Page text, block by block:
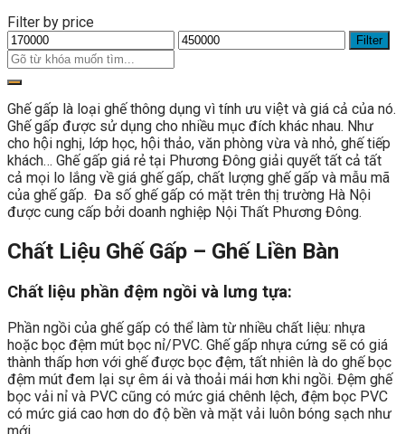
Filter by price
Filter
Ghế gấp là loại ghế thông dụng vì tính ưu việt và giá cả của nó.
Ghế gấp được sử dụng cho nhiều mục đích khác nhau. Như
cho hội nghị, lớp học, hội thảo, văn phòng vừa và nhỏ, ghế tiếp
khách… Ghế gấp giá rẻ tại Phương Đông giải quyết tất cả tất
cả mọi lo lắng về giá ghế gấp, chất lượng ghế gấp và mẫu mã
của ghế gấp. Đa số ghế gấp có mặt trên thị trường Hà Nội
được cung cấp bởi doanh nghiệp Nội Thất Phương Đông.
Chất Liệu Ghế Gấp – Ghế Liền Bàn
Chất liệu phần đệm ngồi và lưng tựa:
Phần ngồi của ghế gấp có thể làm từ nhiều chất liệu: nhựa
hoặc bọc đệm mút bọc nỉ/PVC. Ghế gấp nhựa cứng sẽ có giá
thành thấp hơn với ghế được bọc đệm, tất nhiên là do ghế bọc
đệm mút đem lại sự êm ái và thoải mái hơn khi ngồi. Đệm ghế
bọc vải nỉ và PVC cũng có mức giá chênh lệch, đệm bọc PVC
có mức giá cao hơn do độ bền và mặt vải luôn bóng sạch như
mới.